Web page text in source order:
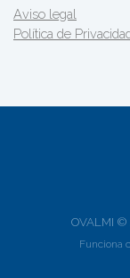
Aviso legal
Política de
OVALMI ©
Funciona